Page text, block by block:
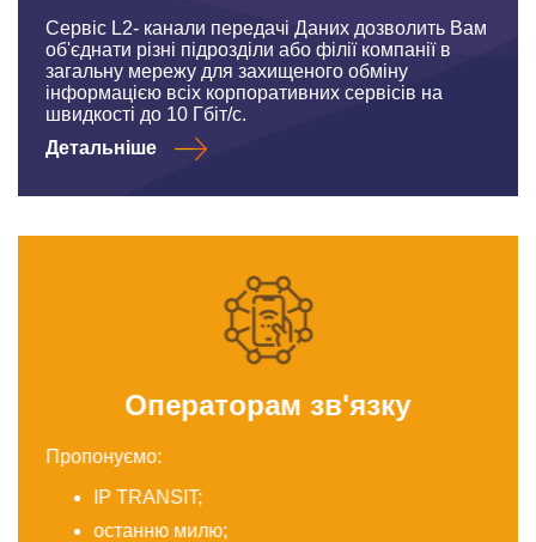
Операторам зв'язку
Пропонуємо:
IP TRANSIT;
останню милю;
Сервіс L2- канали передачі Даних дозволить Вам
об'єднати різні підрозділи або філії компанії в
загальну мережу для захищеного обміну
інформацією всіх корпоративних сервісів на
швидкості до 10 Гбіт/с.
Детальніше